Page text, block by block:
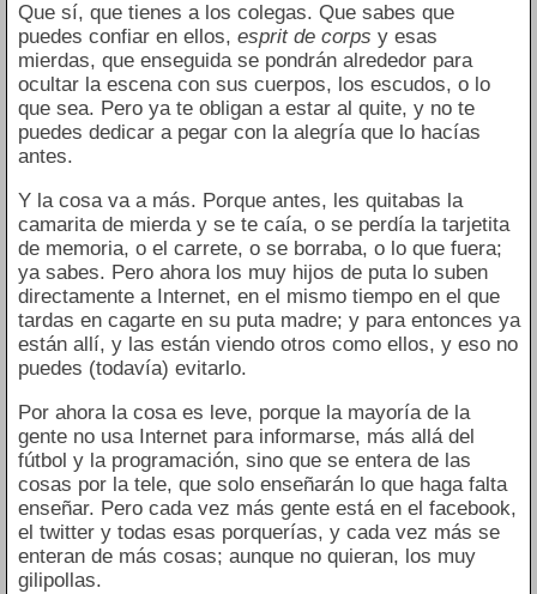
Que sí, que tienes a los colegas. Que sabes que
puedes confiar en ellos, esprit de corps y esas
mierdas, que enseguida se pondrán alrededor para
ocultar la escena con sus cuerpos, los escudos, o lo
que sea. Pero ya te obligan a estar al quite, y no te
puedes dedicar a pegar con la alegría que lo hacías
antes.
Y la cosa va a más. Porque antes, les quitabas la
camarita de mierda y se te caía, o se perdía la tarjetita
de memoria, o el carrete, o se borraba, o lo que fuera;
ya sabes. Pero ahora los muy hijos de puta lo suben
directamente a Internet, en el mismo tiempo en el que
tardas en cagarte en su puta madre; y para entonces ya
están allí, y las están viendo otros como ellos, y eso no
puedes (todavía) evitarlo.
Por ahora la cosa es leve, porque la mayoría de la
gente no usa Internet para informarse, más allá del
fútbol y la programación, sino que se entera de las
cosas por la tele, que solo enseñarán lo que haga falta
enseñar. Pero cada vez más gente está en el facebook,
el twitter y todas esas porquerías, y cada vez más se
enteran de más cosas; aunque no quieran, los muy
gilipollas.